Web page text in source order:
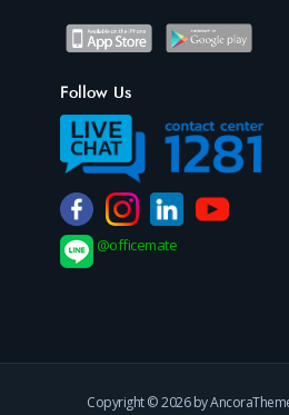
Follow Us
@officemate
Copyright © 2026 by